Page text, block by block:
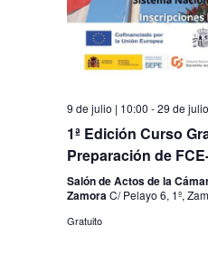
9 de julio | 10:00 -29 de
1ª Edición Curso
Preparación de
Salón de Actos de la
ZamoraC/ Pelayo 6, 1º,
Gratuito